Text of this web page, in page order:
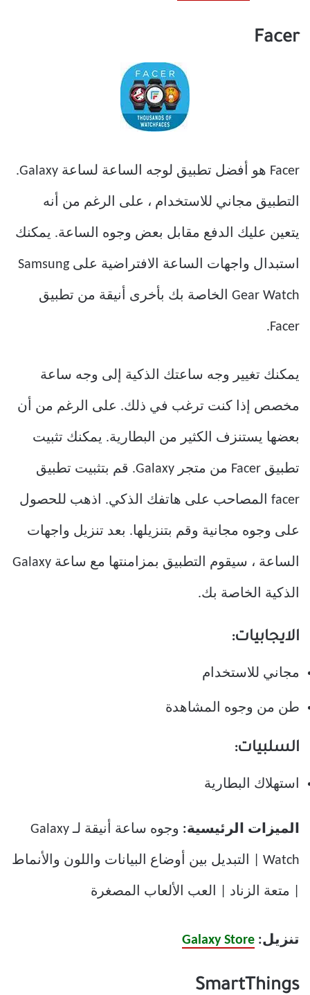
Facer
Facer هو أفضل تطبيق لوجه الساعة لساعة Galaxy.
التطبيق مجاني للاستخدام ، على الرغم من أنه
يتعين عليك الدفع مقابل بعض وجوه الساعة. يمكنك
استبدال واجهات الساعة الافتراضية على Samsung
Gear Watch الخاصة بك بأخرى أنيقة من تطبيق
Facer.
يمكنك تغيير وجه ساعتك الذكية إلى وجه ساعة
مخصص إذا كنت ترغب في ذلك. على الرغم من أن
بعضها يستنزف الكثير من البطارية. يمكنك تثبيت
تطبيق Facer من متجر Galaxy. قم بتثبيت تطبيق
facer المصاحب على هاتفك الذكي. اذهب للحصول
على وجوه مجانية وقم بتنزيلها. بعد تنزيل واجهات
الساعة ، سيقوم التطبيق بمزامنتها مع ساعة Galaxy
الذكية الخاصة بك.
الايجابيات:
مجاني للاستخدام
طن من وجوه المشاهدة
السلبيات:
استهلاك البطارية
الميزات الرئيسية: وجوه ساعة أنيقة لـ Galaxy
Watch | التبديل بين أوضاع البيانات واللون والأنماط
| متعة الزناد | العب الألعاب المصغرة
تنزيل: Galaxy Store
SmartThings